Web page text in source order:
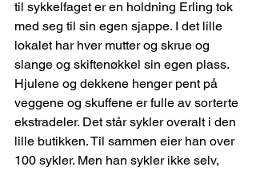
til sykkelfaget er en holdning Erling tok
med seg til sin egen sjappe. I det lille
lokalet har hver mutter og skrue og
slange og skiftenøkkel sin egen plass.
Hjulene og dekkene henger pent på
veggene og skuffene er fulle av sorterte
ekstradeler. Det står sykler overalt i den
lille butikken. Til sammen eier han over
100 sykler. Men han sykler ikke selv,